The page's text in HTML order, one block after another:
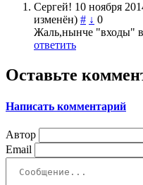
Сергей! 10 ноября
изменён) # ↓ 0
Жаль,нынче "входы"
ответить
Оставьте
Написать комментарий
Автор
Email